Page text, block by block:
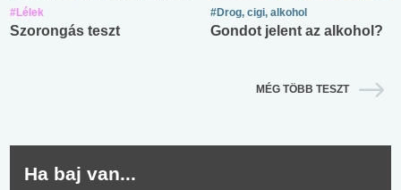
#Lélek
Szorongás teszt
#Drog, cigi, alkohol
Gondot jelent az alkohol?
MÉG TÖBB TESZT
Ha baj van...